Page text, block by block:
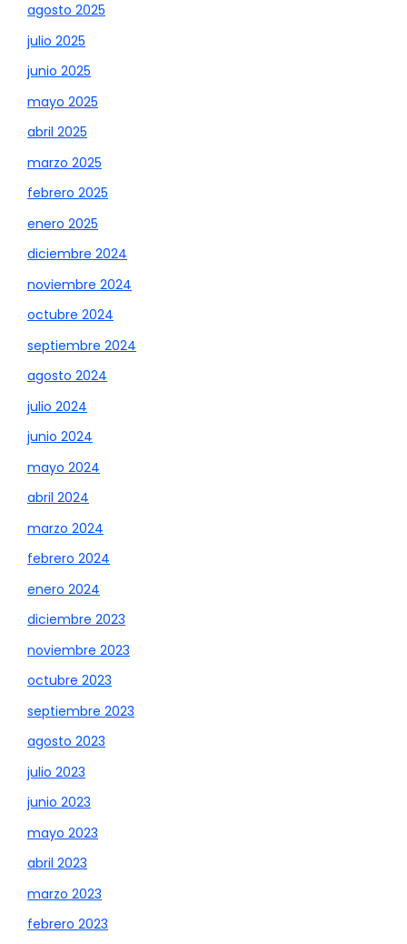
agosto 2025
julio 2025
junio 2025
mayo 2025
abril 2025
marzo 2025
febrero 2025
enero 2025
diciembre 2024
noviembre 2024
octubre 2024
septiembre 2024
agosto 2024
julio 2024
junio 2024
mayo 2024
abril 2024
marzo 2024
febrero 2024
enero 2024
diciembre 2023
noviembre 2023
octubre 2023
septiembre 2023
agosto 2023
julio 2023
junio 2023
mayo 2023
abril 2023
marzo 2023
febrero 2023